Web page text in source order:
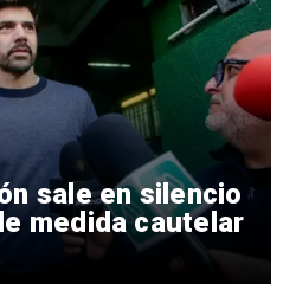
sale en silencio
medida cautelar